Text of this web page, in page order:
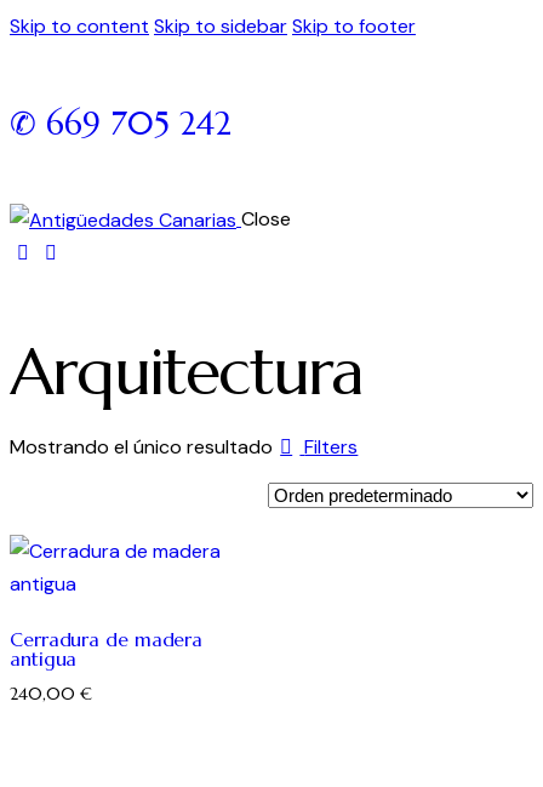
Skip to content Skip to sidebarSkip to footer
✆ 669 705 242
Close
Arquitectura
Mostrando el único resultado Filters
Cerradura de madera
antigua
240,00 €